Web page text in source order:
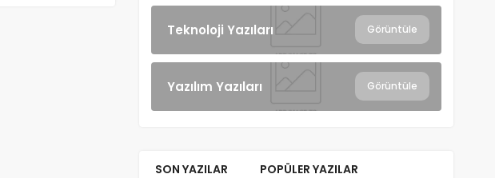
Teknoloji Yazıları Görüntüle
Yazılım Yazıları Görüntüle
SON YAZILAR POPÜLER YAZILAR